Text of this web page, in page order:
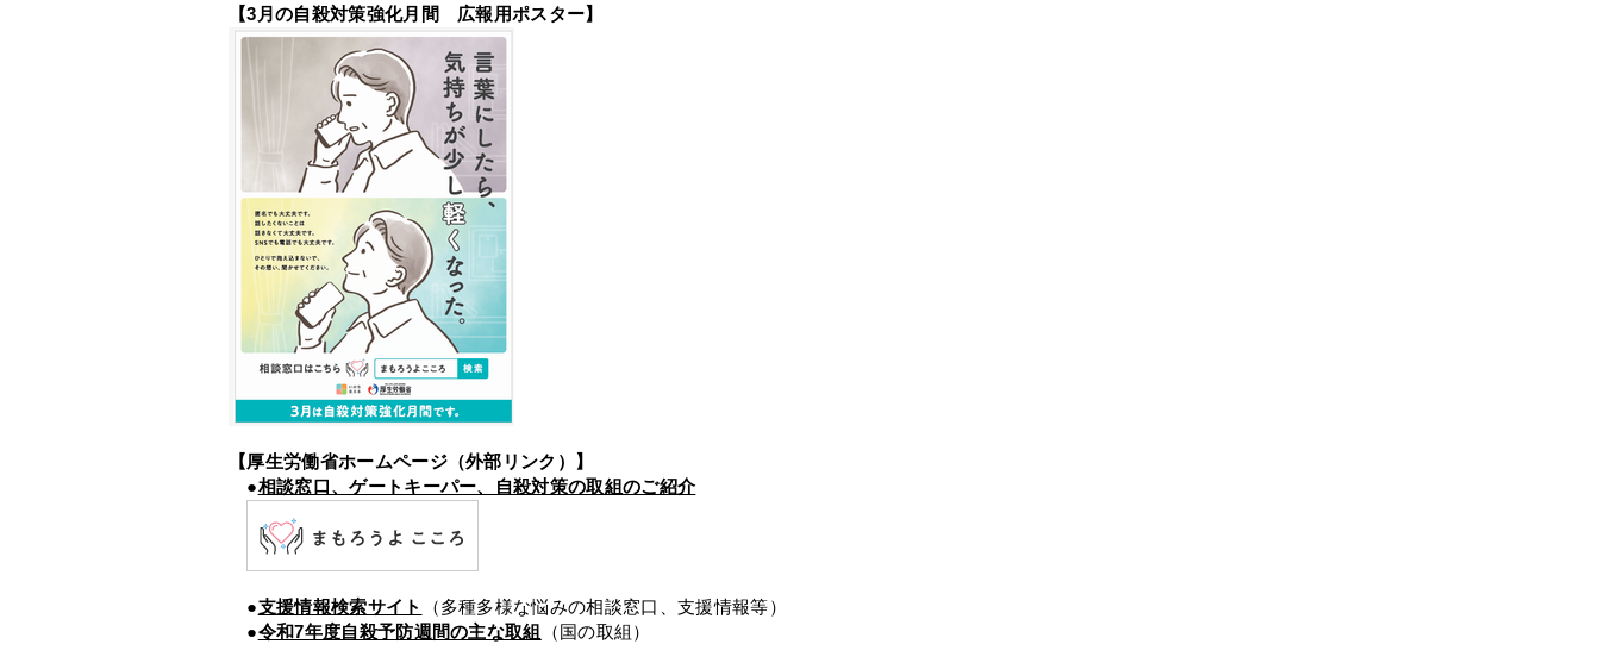
【3月の自殺対策強化月間 広報用ポスター】
【厚生労働省ホームページ（外部リンク）】
●相談窓口、ゲートキーパー、自殺対策の取組のご紹介
●支援情報検索サイト
（多種多様な悩みの相談窓口、支援情報等）
●令和7年度自殺予防週間の主な取組 （国の取組）